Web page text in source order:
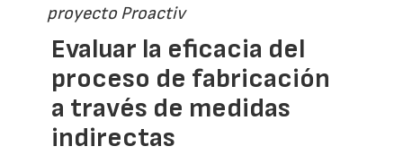
proyecto Proactiv
Evaluar la eficacia del
proceso de fabricación
a través de medidas
indirectas